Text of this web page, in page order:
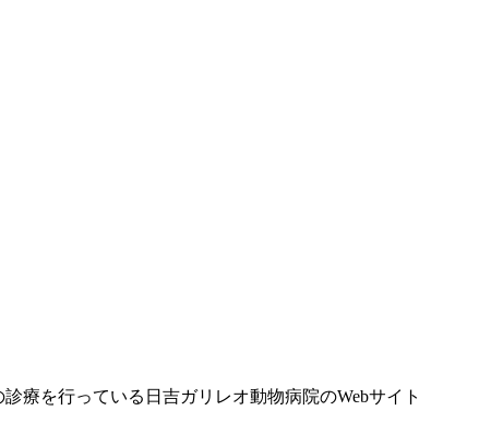
療を行っている日吉ガリレオ動物病院のWebサイト